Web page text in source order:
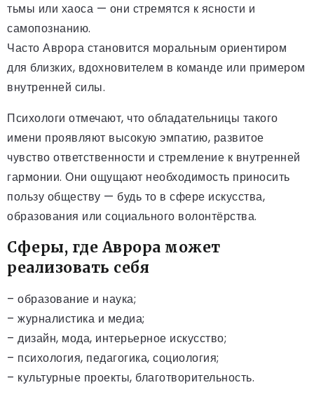
тьмы или хаоса — они стремятся к ясности и
самопознанию.
Часто Аврора становится моральным ориентиром
для близких, вдохновителем в команде или примером
внутренней силы.
Психологи отмечают, что обладательницы такого
имени проявляют высокую эмпатию, развитое
чувство ответственности и стремление к внутренней
гармонии. Они ощущают необходимость приносить
пользу обществу — будь то в сфере искусства,
образования или социального волонтёрства.
Сферы, где Аврора может
реализовать себя
– образование и наука;
– журналистика и медиа;
– дизайн, мода, интерьерное искусство;
– психология, педагогика, социология;
– культурные проекты, благотворительность.